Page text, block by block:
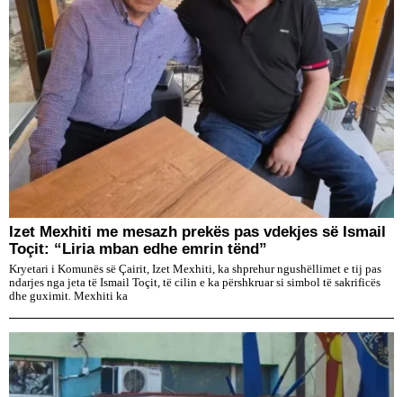
Izet Mexhiti me mesazh prekës pas vdekjes së Ismail
Toçit: “Liria mban edhe emrin tënd”
Kryetari i Komunës së Çairit, Izet Mexhiti, ka shprehur ngushëllimet e tij pas
ndarjes nga jeta të Ismail Toçit, të cilin e ka përshkruar si simbol të sakrificës
dhe guximit. Mexhiti ka